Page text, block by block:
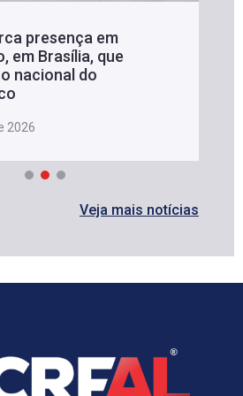
presença em
em Brasília, que
nacional do
2026
Veja mais notícias